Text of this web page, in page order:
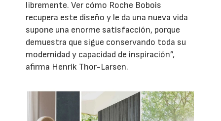
libremente. Ver cómo Roche Bobois
recupera este diseño y le da una nueva vida
supone una enorme satisfacción, porque
demuestra que sigue conservando toda su
modernidad y capacidad de inspiración”,
afirma Henrik Thor-Larsen.